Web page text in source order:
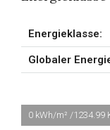
Energieklasse:
Globaler
0 kWh/m² /1234.99